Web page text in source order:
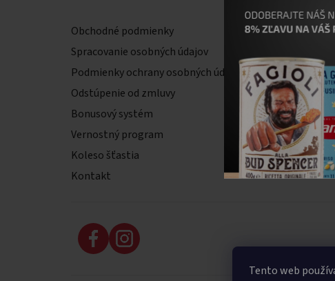
Tento web
Obchodné podmienky
Spracovanie osobných údajov
Podmienky ochrany osobných údajov
Odstúpenie od zmluvy
Bonusový systém
Vernostný program
Koleso šťastia
Kontakt
il primo s.r.o.
900 01 Modra
IČO: 53 114
DIČ:
IČ DPH: